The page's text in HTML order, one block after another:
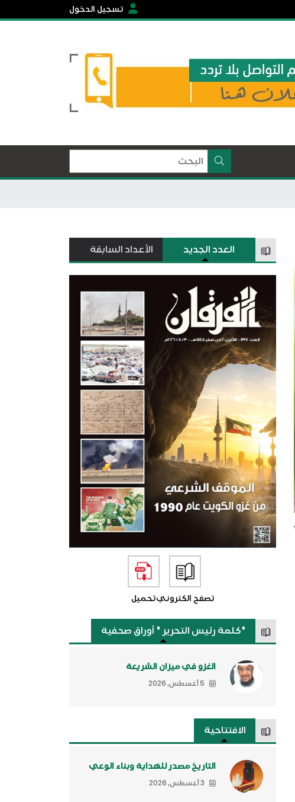
تسجيل الدخول
العدد الجديد الأعداد السابقة
تصفح الكترونيتحميل
"كلمة رئيس التحرير " أوراق صحفية
الغزو في ميزان الشريعة
5 أغسطس, 2026
الافتتاحية
التاريخ مصدر للهداية وبناء الوعي
3 أغسطس, 2026